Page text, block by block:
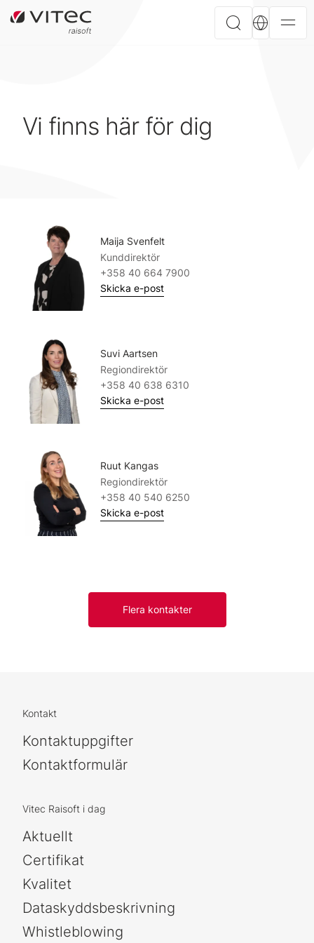
Vi finns här för dig
Maija Svenfelt
Kunddirektör
+358 40 664 7900
Skicka e-post
Suvi Aartsen
Regiondirektör
+358 40 638 6310
Skicka e-post
Ruut Kangas
Regiondirektör
+358 40 540 6250
Skicka e-post
Flera kontakter
Kontakt
Kontaktuppgifter
Kontaktformulär
Vitec Raisoft i dag
Aktuellt
Certifikat
Kvalitet
Dataskyddsbeskrivning
Whistleblowing